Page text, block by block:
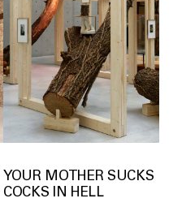
YOUR MOTHER SUCKS
COCKS IN HELL